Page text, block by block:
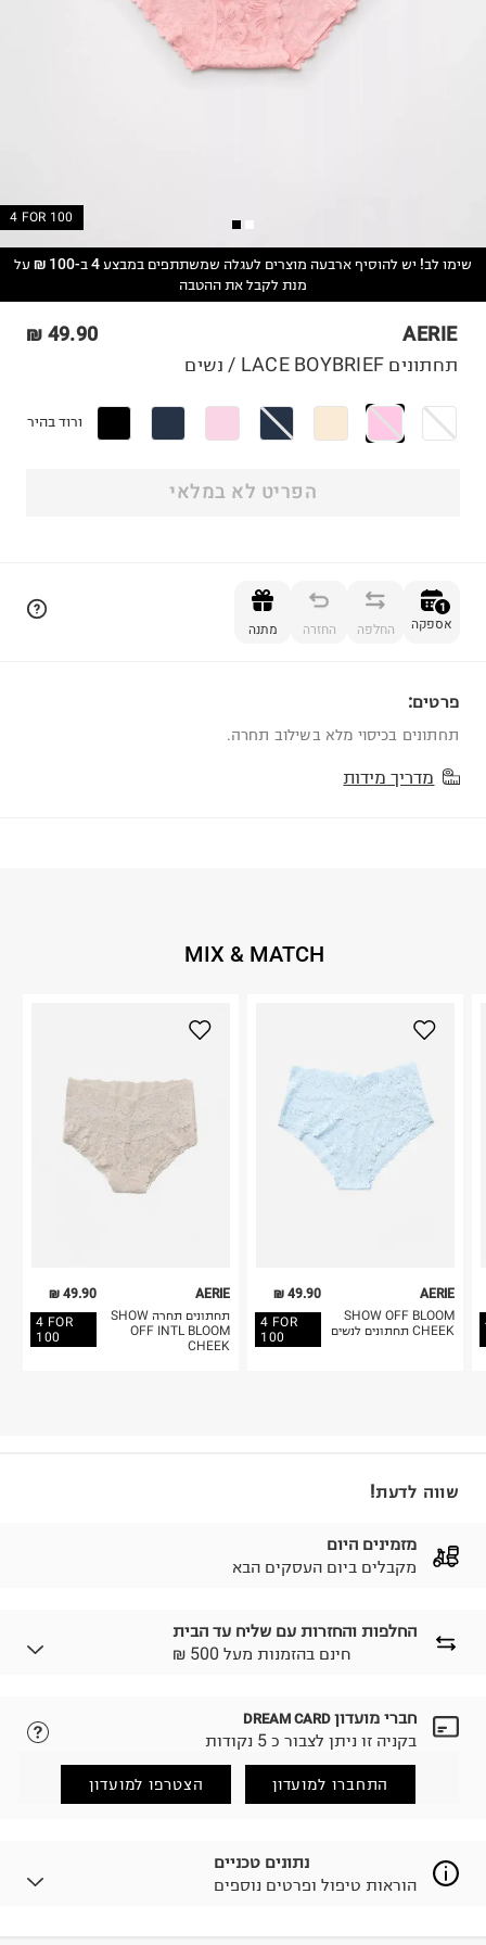
4 FOR 100
שימו לב! יש להוסיף ארבעה מוצרים לעגלה שמשתתפים במבצע 4 ב-100 ₪ על
מנת לקבל את ההטבה
AERIE
49.90 ₪
תחתונים LACE BOYBRIEF / נשים
ורוד בהיר
הפריט לא במלאי
1
אספקה החלפה החזרה מתנה
פרטים:
תחתונים בכיסוי מלא בשילוב תחרה.
מדריך מידות
MIX & MATCH
49.90 ₪
4 FOR
100
AERIE
תחתונים תחרה SHOW
OFF INTL BLOOM
CHEEK
49.90 ₪
4 FOR
100
AERIE
SHOW OFF BLOOM
CHEEK תחתונים לנשים
שווה לדעת!
מזמינים היום
מקבלים ביום העסקים הבא
החלפות והחזרות עם שליח עד הבית
₪ חינם בהזמנות מעל 500
לבחירת בשיטת המשלוח המתאימה לכם,
הזמנתם והתחרטתם?
(במקום ב-19.9 ₪) לזמן מוגבל! חינם בהזמנות מעל 500 ₪.
למידע נא ללחוץ כאן
.
לפני החזרת החבילה, חשוב להדביק את מדבקת הגוביינא על
פריטים שבירים יש להחזיר עם שליח דרך ממשק ההחזרות
חברי מועדון DREAM CARD
בקניה זו ניתן לצבור כ 5 נקודות
התחברו למועדון הצטרפו למועדון
נתונים טכניים
הוראות טיפול ופרטים נוספים